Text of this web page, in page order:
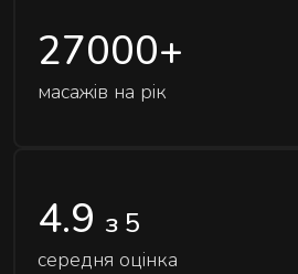
27000+
масажів на рік
4.9 з 5
середня оцінка